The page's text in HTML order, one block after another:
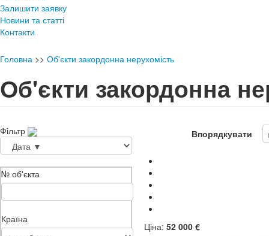
Залишити заявку
Новини та статті
Контакти
Головна >> Об'єкти закордонна нерухомість
Об'єкти закордонна
Фільтр
№ об'єкта
Країна
Впорядкувати
Ціна: 52 000 €